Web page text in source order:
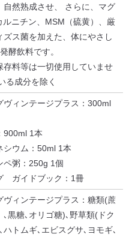
自然熟成させ、 さらに、マグ
ルニチン、MSM（硫黄）、厳
ズス菌を加えた、体にやさし
酵飲料です。
存料等は一切使用していませ
る成分を除く
ヴィンテージプラス：300ml
900ml 1本
シウム：50ml 1本
ペ粥：250g 1個
ガイドブック：1冊
ヴィンテージプラス：糖類(蔗
､黒糖､オリゴ糖)､野草類(ドク
ハトムギ､エビスグサ､ヨモギ､